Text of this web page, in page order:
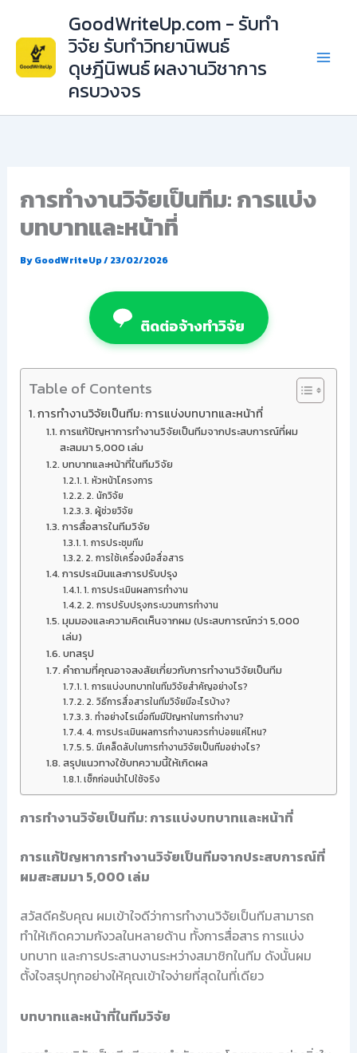
content
GoodWriteUp.com - รับทำ
วิจัย รับทำวิทยานิพนธ์
ดุษฎีนิพนธ์ ผลงานวิชาการ
ครบวงจร
การทำงานวิจัยเป็นทีม: การแบ่ง
บทบาทและหน้าที่
ByGoodWriteUp/23/02/2026
ติดต่อจ้างทำวิจัย
Table of Contents
การทำงานวิจัยเป็นทีม: การแบ่งบทบาทและหน้าที่
การแก้ปัญหาการทำงานวิจัยเป็นทีมจากประสบการณ์ที่ผม
สะสมมา 5,000 เล่ม
บทบาทและหน้าที่ในทีมวิจัย
1. หัวหน้าโครงการ
2. นักวิจัย
3. ผู้ช่วยวิจัย
การสื่อสารในทีมวิจัย
1. การประชุมทีม
2. การใช้เครื่องมือสื่อสาร
การประเมินและการปรับปรุง
1. การประเมินผลการทำงาน
2. การปรับปรุงกระบวนการทำงาน
มุมมองและความคิดเห็นจากผม (ประสบการณ์กว่า 5,000
เล่ม)
บทสรุป
คำถามที่คุณอาจสงสัยเกี่ยวกับการทำงานวิจัยเป็นทีม
1. การแบ่งบทบาทในทีมวิจัยสำคัญอย่างไร?
2. วิธีการสื่อสารในทีมวิจัยมีอะไรบ้าง?
3. ทำอย่างไรเมื่อทีมมีปัญหาในการทำงาน?
4. การประเมินผลการทำงานควรทำบ่อยแค่ไหน?
5. มีเคล็ดลับในการทำงานวิจัยเป็นทีมอย่างไร?
สรุปแนวทางใช้บทความนี้ให้เกิดผล
เช็กก่อนนำไปใช้จริง
การทำงานวิจัยเป็นทีม: การแบ่งบทบาทและหน้าที่
การแก้ปัญหาการทำงานวิจัยเป็นทีมจากประสบการณ์ที่
ผมสะสมมา 5,000 เล่ม
สวัสดีครับคุณ ผมเข้าใจดีว่าการทำงานวิจัยเป็นทีมสามารถ
ทำให้เกิดความกังวลในหลายด้าน ทั้งการสื่อสาร การแบ่ง
บทบาท และการประสานงานระหว่างสมาชิกในทีม ดังนั้นผม
ตั้งใจสรุปทุกอย่างให้คุณเข้าใจง่ายที่สุดในที่เดียว
บทบาทและหน้าที่ในทีมวิจัย